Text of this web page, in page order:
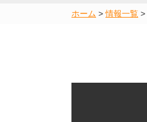
地図から検索
ホーム >情報一覧 >